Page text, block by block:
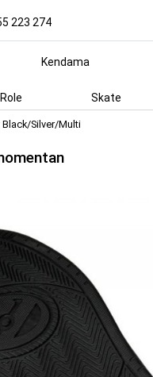
223 274
Kendama
Role Skate
Black/Silver/Multi